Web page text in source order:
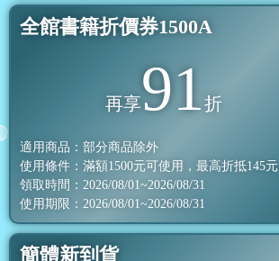
全館書籍折價券1500A
再享91折
適用商品：部分商品除外
使用條件：滿額1500元可使用，最高折抵145元
領取時間：2026/08/01~2026/08/31
使用期限：2026/08/01~2026/08/31
簡體新到貨